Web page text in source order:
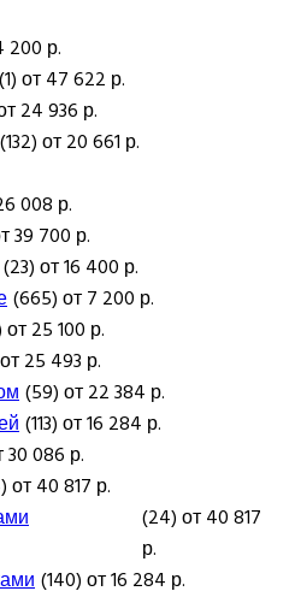
200 р.
(1) от 47 622 р.
24 936 р.
(132) от 20 661 р.
008 р.
39 700 р.
(23) от 16 400 р.
(665) от 7 200 р.
от 25 100 р.
25 493 р.
(59) от 22 384 р.
(113) от 16 284 р.
30 086 р.
от 40 817 р.
(24) от 40 817
р.
(140) от 16 284 р.